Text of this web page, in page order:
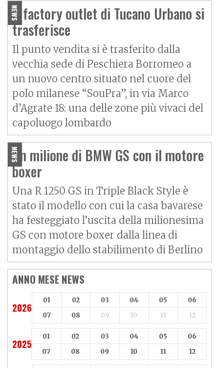
NEWS
Il factory outlet di Tucano Urbano si
trasferisce
Il punto vendita si è trasferito dalla
vecchia sede di Peschiera Borromeo a
un nuovo centro situato nel cuore del
polo milanese “SouPra”, in via Marco
d’Agrate 18: una delle zone più vivaci del
capoluogo lombardo
NEWS
Un milione di BMW GS con il motore
boxer
Una R 1250 GS in Triple Black Style è
stato il modello con cui la casa bavarese
ha festeggiato l’uscita della milionesima
GS con motore boxer dalla linea di
montaggio dello stabilimento di Berlino
ANNO MESE NEWS
2026
01 02 03 04 05
06
07
08 09 10 11 12
2025
01 02 03 04 05
06
07
08 09 10 11 12